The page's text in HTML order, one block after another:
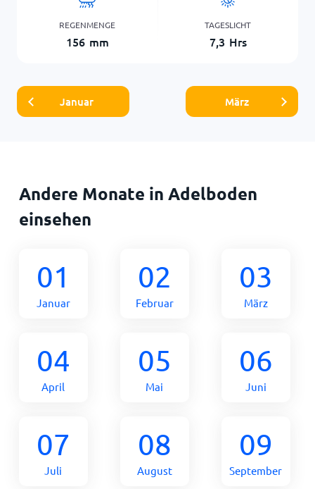
REGENMENGE
156 mm
TAGESLICHT
7,3 Hrs
Januar März
Andere Monate in Adelboden
einsehen
01
Januar
02
Februar
03
März
04
April
05
Mai
06
Juni
07
Juli
08
August
09
September